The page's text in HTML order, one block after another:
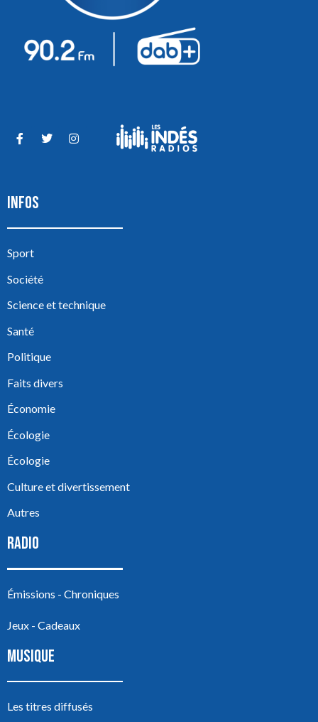
INFOS
Sport
Société
Science et technique
Santé
Politique
Faits divers
Économie
Écologie
Écologie
Culture et divertissement
Autres
RADIO
Émissions - Chroniques
Jeux - Cadeaux
MUSIQUE
Les titres diffusés